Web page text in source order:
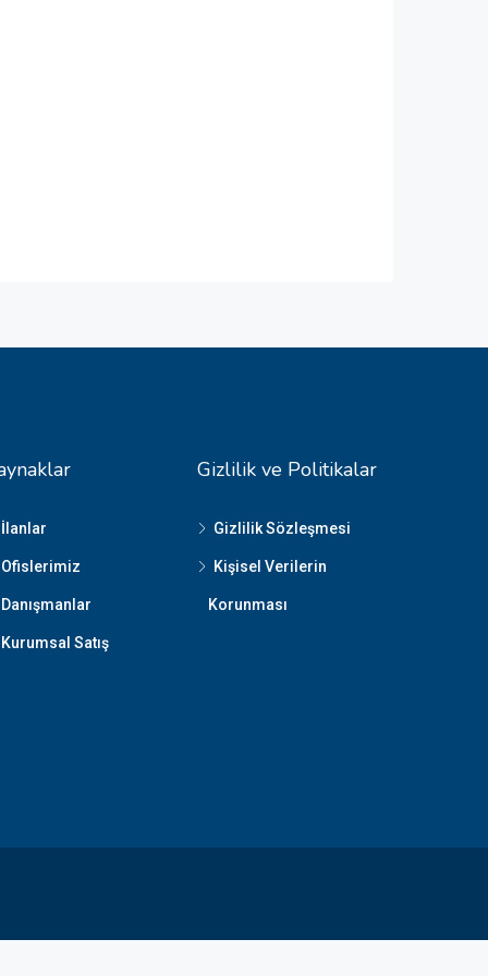
İlanlar
Ofislerimiz
Danışmanlar
Kurumsal Satış
Gizlilik ve Politikalar
Gizlilik Sözleşmesi
Kişisel Verilerin
Korunması